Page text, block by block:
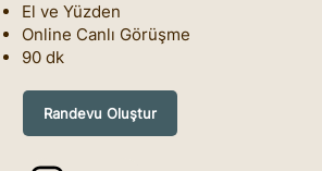
El ve Yüzden
Online Canlı Görüşme
90 dk
Randevu Oluştur